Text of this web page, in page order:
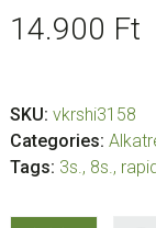
14.900 Ft
SKU: vkrshi3158
Categories:
Tags: 3s. , 8s. ,